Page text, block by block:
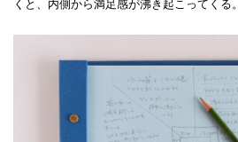
くと、内側から満足感が沸き起こってくる。